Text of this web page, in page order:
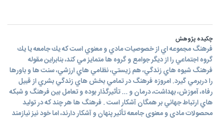
چکیده پژوهش
فرهنگ مجموعه اي از خصوصيات مادي و معنوي است كه يك جامعه يا يك
گروه اجتماعي را از ديگر جوامع و گروه ها متمايز مي كند، بنابراين مقوله
فرهنگ شيوه هاي زندگي، هم زيستي، نظامي هاي ارزشي، سنت ها و باورها
را دربرمي گيرد. امروزه فرهنگ در تمامي بخش هاي زندگي بشري از قبيل
رفاه، آموزش، بهداشت، درمان و ... تأثيرگذار بوده و تعامل بين فرهنگ و شبكه
هاي ارتباط جهاني بر همگان آشكار است . فرهنگ ها هر چند كه در توليد
محصولات مادي و معنوي جامعه تأثير پنهان و آشكار دارند، اما خود نيز نيازمند